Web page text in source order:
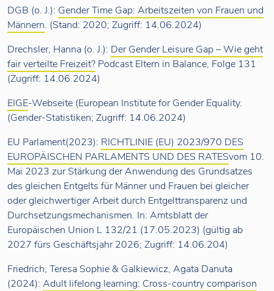
DGB (o. J.): Gender Time Gap: Arbeitszeiten von Frauen und
Männern. (Stand: 2020; Zugriff: 14.06.2024)
Drechsler, Hanna (o. J.): Der Gender Leisure Gap – Wie geht
fair verteilte Freizeit? Podcast Eltern in Balance, Folge 131
(Zugriff: 14.06.2024)
EIGE-Webseite (European Institute for Gender Equality.
(Gender-Statistiken; Zugriff: 14.06.2024)
EU Parlament(2023): RICHTLINIE (EU) 2023/970 DES
EUROPÄISCHEN PARLAMENTS UND DES RATESvom 10.
Mai 2023 zur Stärkung der Anwendung des Grundsatzes
des gleichen Entgelts für Männer und Frauen bei gleicher
oder gleichwertiger Arbeit durch Entgelttransparenz und
Durchsetzungsmechanismen. In: Amtsblatt der
Europäischen Union L 132/21 (17.05.2023) (gültig ab
2027 fürs Geschäftsjahr 2026; Zugriff: 14.06.204)
Friedrich, Teresa Sophie & Galkiewicz, Agata Danuta
(2024): Adult lifelong learning: Cross-country comparison